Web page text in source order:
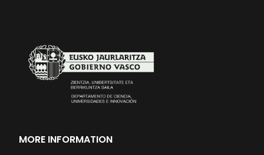
MORE INFORMATION